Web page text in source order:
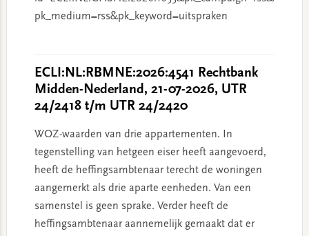
pk_medium=rss&pk_keyword=uitspraken
ECLI:NL:RBMNE:2026:4541 Rechtbank
Midden-Nederland, 21-07-2026, UTR
24/2418 t/m UTR 24/2420
WOZ-waarden van drie appartementen. In
tegenstelling van hetgeen eiser heeft aangevoerd,
heeft de heffingsambtenaar terecht de woningen
aangemerkt als drie aparte eenheden. Van een
samenstel is geen sprake. Verder heeft de
heffingsambtenaar aannemelijk gemaakt dat er